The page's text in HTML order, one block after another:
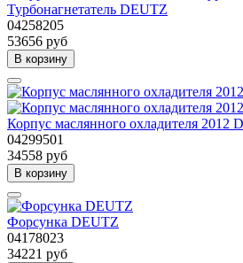
Турбонагнетатель DEUTZ
04258205
53656 руб
В корзину
Корпус маслянного охладителя 2012
04299501
34558 руб
В корзину
Форсунка DEUTZ
04178023
34221 руб